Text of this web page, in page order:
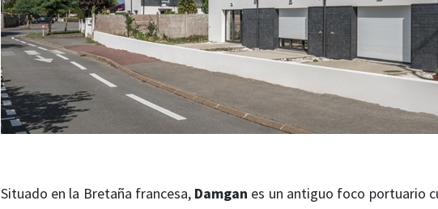
Situado en la Bretaña francesa, Damgan es un antiguo foco portuario